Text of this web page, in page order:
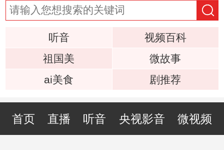
听音
视频百科
祖国美
微故事
ai美食
剧推荐
首页 直播 听音 央视影音 微视频